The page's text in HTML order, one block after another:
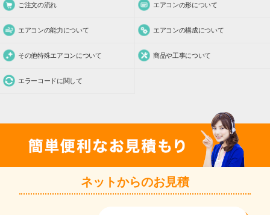
ご注文の流れ エアコンの形について
エアコンの能力について エアコンの構成について
その他特殊エアコンについて 商品や工事について
エラーコードに関して
ネットからのお見積